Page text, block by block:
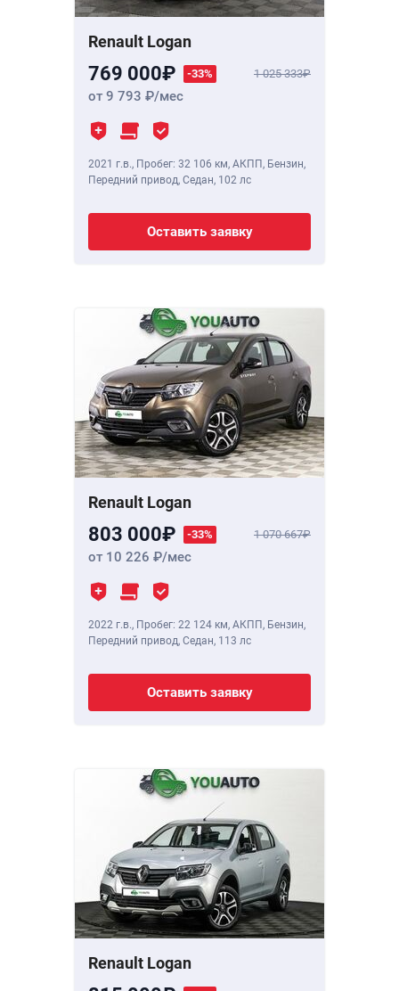
Renault Logan
769 000 -33% 1 025 333
от 9 793 /мес
2021 г.в., Пробег: 32 106 км, АКПП, Бензин,
Передний привод, Седан, 102 лс
Оставить заявку
Renault Logan
803 000 -33% 1 070 667
от 10 226 /мес
2022 г.в., Пробег: 22 124 км, АКПП, Бензин,
Передний привод, Седан, 113 лс
Оставить заявку
Renault Logan